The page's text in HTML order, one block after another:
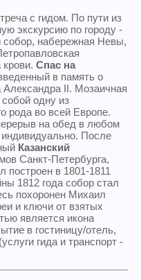
с гидом. По пути из
экскурсию по городу -
собор, набережная Невы,
Спас на
в память о
Александра II. Мозаичная
одну из
рода во всей Европе.
на обед в любом
индивидуально. После
Казанский
Санкт-Петербурга,
в 1801-1811
1812 года собор стал
похоронен Михаил
и ключи от взятых
является икона
в гостиницу/отель,
гида и транспорт -